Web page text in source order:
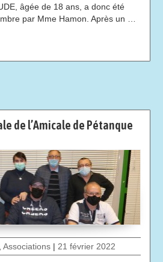
âgée de 18 ans, a donc été
par Mme Hamon. Après un …
de l’Amicale de Pétanque
,Associations | 21 février 2022